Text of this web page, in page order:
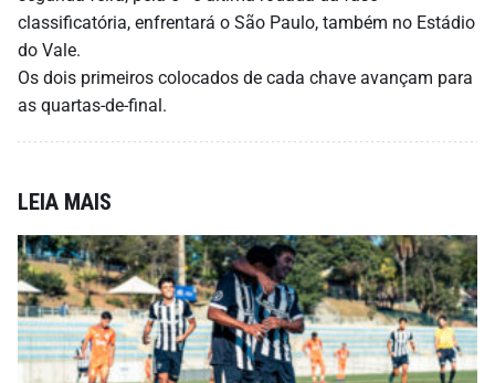
classificatória, enfrentará o São Paulo, também no Estádio
do Vale.
Os dois primeiros colocados de cada chave avançam para
as quartas-de-final.
LEIA MAIS